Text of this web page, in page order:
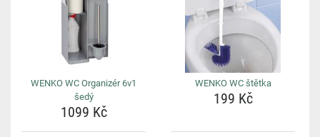
WENKO WC Organizér 6v1
šedý
1099 Kč
WENKO WC štětka
199 Kč